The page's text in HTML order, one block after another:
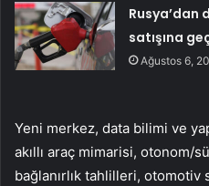
Rusya’dan
satışına
Ağustos 6,
Yeni merkez, data bilimi ve
akıllı araç mimarisi, otonom/
bağlanırlık tahlilleri,